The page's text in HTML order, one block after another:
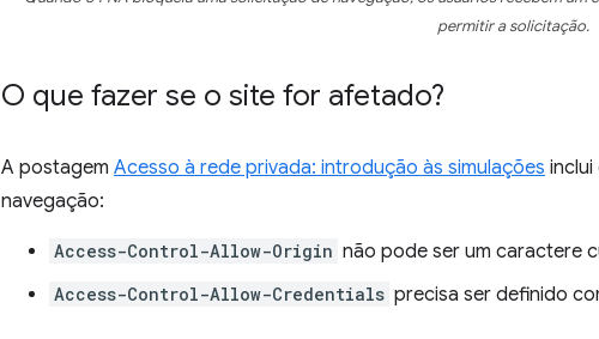
permitir a solicitação.
O que fazer se o site for afetado?
A postagem Acesso à rede privada: introdução às simulações
navegação:
Access-Control-Allow-Origin não pode ser um caractere
Access-Control-Allow-Credentials precisa ser definido